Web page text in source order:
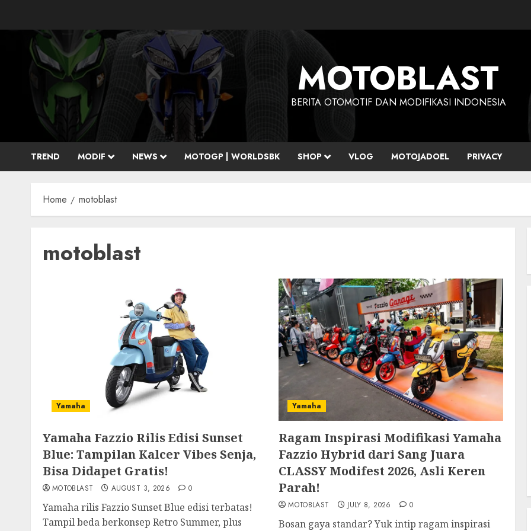
MOTOBLAST
BERITA OTOMOTIF DAN MODIFIKASI INDONESIA
TREND MODIF NEWS MOTOGP | WORLDSBK SHOP VLOG MOTOJADOEL PRIVACY
Home motoblast
motoblast
Yamaha
Yamaha Fazzio Rilis Edisi Sunset
Blue: Tampilan Kalcer Vibes Senja,
Bisa Didapet Gratis!
MOTOBLAST AUGUST 3, 2026 0
Yamaha rilis Fazzio Sunset Blue edisi terbatas!
Tampil beda berkonsep Retro Summer, plus
Yamaha
Ragam Inspirasi Modifikasi Yamaha
Fazzio Hybrid dari Sang Juara
CLASSY Modifest 2026, Asli Keren
Parah!
MOTOBLAST JULY 8, 2026 0
Bosan gaya standar? Yuk intip ragam inspirasi